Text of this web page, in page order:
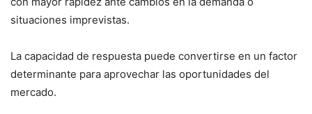
situaciones imprevistas.
La capacidad de respuesta puede convertirse en un factor
determinante para aprovechar las oportunidades del
mercado.